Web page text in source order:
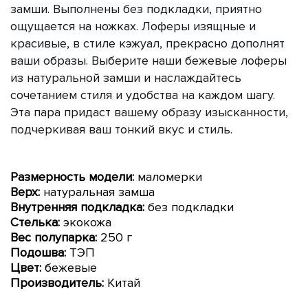
замши. Выполнены без подкладки, приятно
ощущается на ножках. Лоферы изящные и
красивые, в стиле кэжуал, прекрасно дополнят
ваши образы. Выберите наши бежевые лоферы
из натуральной замши и наслаждайтесь
сочетанием стиля и удобства на каждом шагу.
Эта пара придаст вашему образу изысканности,
подчеркивая ваш тонкий вкус и стиль.
Размерность модели: маломерки
Верх: натуральная замша
Внутренняя подкладка: без подкладки
Стелька: экокожа
Вес полупарка: 250 г
Подошва: ТЭП
Цвет: бежевые
Производитель: Китай